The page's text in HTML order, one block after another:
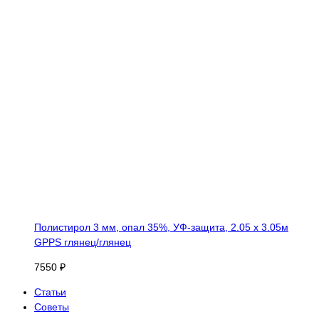
Полистирол 3 мм, опал 35%, УФ-защита, 2.05 х 3.05м
GPPS глянец/глянец
7550 ₽
Статьи
Советы